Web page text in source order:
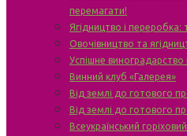
перемагати!
Ягідництво і переробка:
Овочівництво та
Успішне виноградарство
Винний клуб «Галерея»
Від землі до готового
Від землі до готового
Всеукраїнський